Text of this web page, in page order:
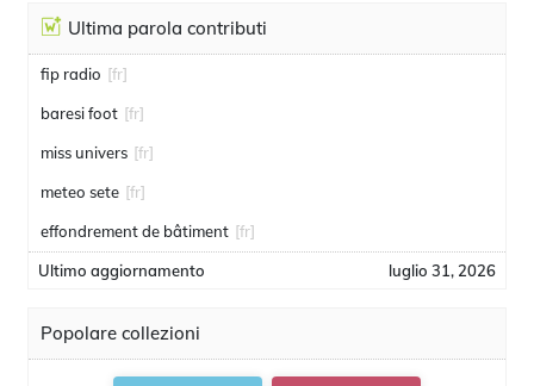
Ultima parola contributi
fip radio [fr]
baresi foot [fr]
miss univers [fr]
meteo sete [fr]
effondrement de bâtiment [fr]
Ultimo aggiornamento luglio 31, 2026
Popolare collezioni